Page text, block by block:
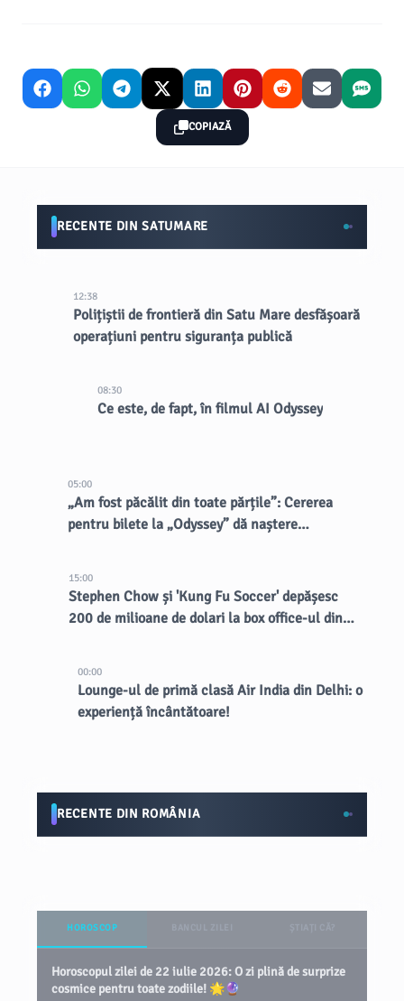
COPIAZĂ
RECENTE DIN SATUMARE
12:38
Polițiștii de frontieră din Satu Mare desfășoară
operațiuni pentru siguranța publică
08:30
Ce este, de fapt, în filmul AI Odyssey
05:00
„Am fost păcălit din toate părțile”: Cererea
pentru bilete la „Odyssey” dă naștere
15:00
Stephen Chow și 'Kung Fu Soccer' depășesc
200 de milioane de dolari la box office-ul din
00:00
Lounge-ul de primă clasă Air India din Delhi: o
experiență încântătoare!
RECENTE DIN ROMÂNIA
HOROSCOP
Horoscopul zilei de 22 iulie 2026: O zi plină de surprize
cosmice pentru toate zodiile! 🌟🔮